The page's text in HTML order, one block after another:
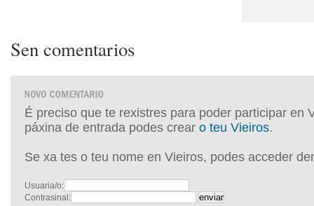
Sen comentarios
É preciso que te rexistres para poder participar en
páxina de entrada podes crear o teu Vieiros.
Se xa tes o teu nome en Vieiros, podes acceder
Usuaria/o:
Contrasinal: